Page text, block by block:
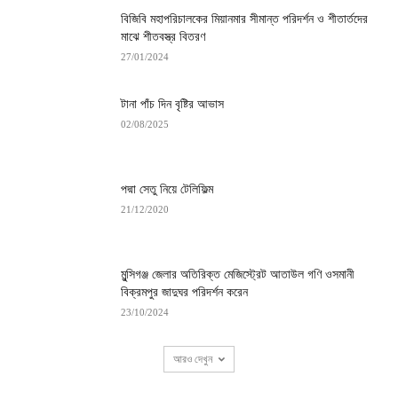
বিজিবি মহাপরিচালকের মিয়ানমার সীমান্ত পরিদর্শন ও শীতার্তদের
মাঝে শীতবস্ত্র বিতরণ
27/01/2024
টানা পাঁচ দিন বৃষ্টির আভাস
02/08/2025
পদ্মা সেতু নিয়ে টেলিফিল্ম
21/12/2020
মুন্সিগঞ্জ জেলার অতিরিক্ত মেজিস্ট্রেট আতাউল গণি ওসমানী
বিক্রমপুর জাদুঘর পরিদর্শন করেন
23/10/2024
আরও দেখুন